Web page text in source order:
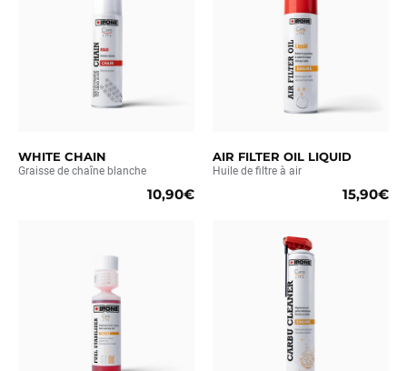
WHITE CHAIN
Graisse de chaîne blanche
10,90€
AIR FILTER OIL LIQUID
Huile de filtre à air
15,90€